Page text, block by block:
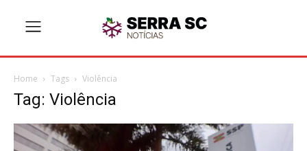
Home Tags Violência
Tag: Violência